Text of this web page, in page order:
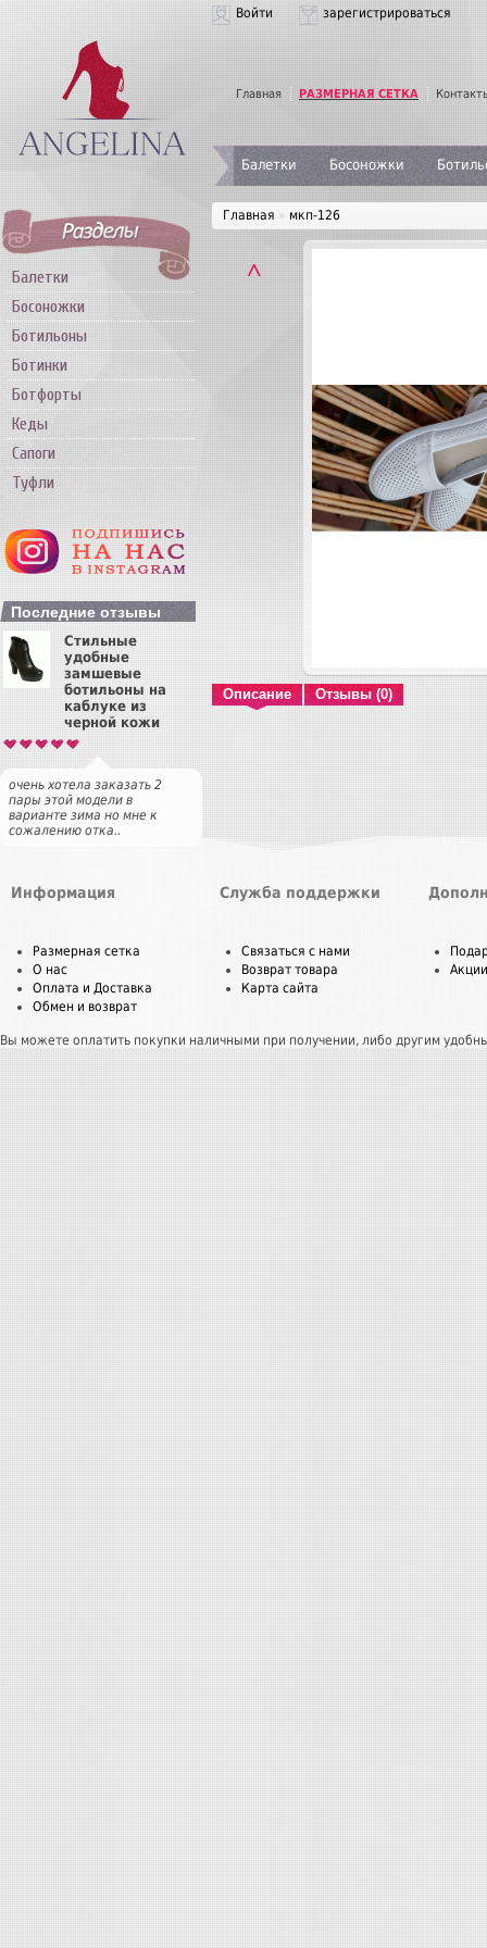
Войти зарегистрироваться
Главная РАЗМЕРНАЯ СЕТКА
Балетки Босоножки
Балетки
Босоножки
Ботильоны
Ботинки
Ботфорты
Кеды
Сапоги
Туфли
Последние отзывы
Стильные
удобные
замшевые
ботильоны на
каблуке из
черной кожи
очень хотела заказать 2
пары этой модели в
варианте зима но мне к
сожалению отка..
Главная » мкп-126
˄
Описание Отзывы (0)
Информация
Размерная сетка
О нас
Оплата и Доставка
Обмен и возврат
Служба поддержки
Связаться с нами
Возврат товара
Карта сайта
Акции
Вы можете оплатить покупки наличными при получении, либо другим